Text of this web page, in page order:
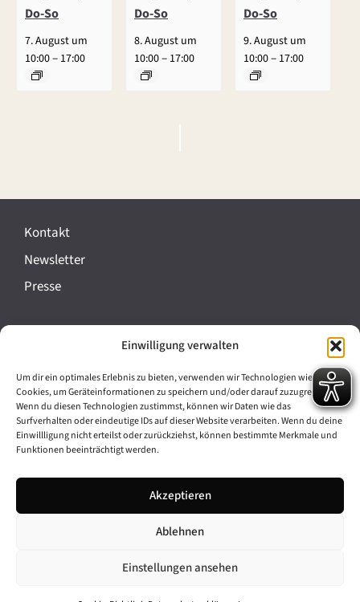
Einwilligung verwalten
Um dir ein optimales Erlebnis zu bieten, verwenden wir Technologien wie
Cookies, um Geräteinformationen zu speichern und/oder darauf zuzugreifen.
Wenn du diesen Technologien zustimmst, können wir Daten wie das
Surfverhalten oder eindeutige IDs auf dieser Website verarbeiten. Wenn du deine
Einwillligung nicht erteilst oder zurückziehst, können bestimmte Merkmale und
Funktionen beeinträchtigt werden.
Akzeptieren
Ablehnen
Einstellungen ansehen
Do-So
7. August um
10:00– 17:00
Do-So
8. August um
10:00– 17:00
Do-So
9. August um
10:00– 17:00
e
a
n
t
l
t
u
g
-
Kontakt
Newsletter
Presse
Cookie-Richtlinie (EU)
Barrierefreiheit